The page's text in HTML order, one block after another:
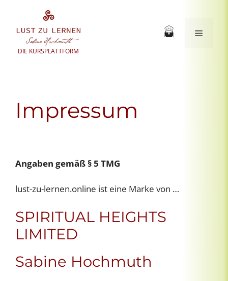
springen
DIE KURSPLATTFORM
Menü
Impressum
Angaben gemäß § 5 TMG
lust-zu-lernen.online ist eine Marke von …
SPIRITUAL HEIGHTS
LIMITED
Sabine Hochmuth